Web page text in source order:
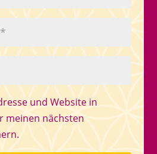
und Website in
meinen nächsten